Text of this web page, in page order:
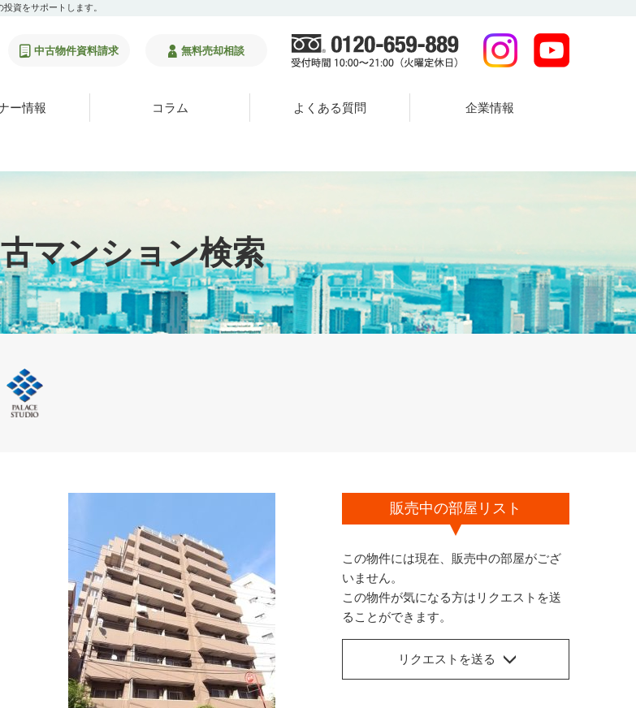
資をサポートします。
中古物件資料請求 無料売却相談
ー情報 コラム よくある質問 企業情報
マンション検索
販売中の部屋リスト
この物件には現在、販売中の部屋がござ
いません。
この物件が気になる方はリクエストを送
ることができます。
リクエストを送る